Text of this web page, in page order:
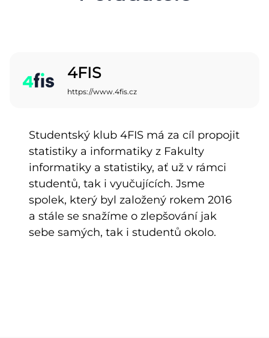
4FIS
https://www.4fis.cz
Studentský klub 4FIS má za cíl propojit
statistiky a informatiky z Fakulty
informatiky a statistiky, ať už v rámci
studentů, tak i vyučujících. Jsme
spolek, který byl založený rokem 2016
a stále se snažíme o zlepšování jak
sebe samých, tak i studentů okolo.